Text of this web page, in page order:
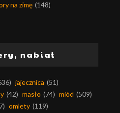
na zimę (148)
nabiał
jajecznica (51)
(42) masło (74) miód (509)
omlety (119)